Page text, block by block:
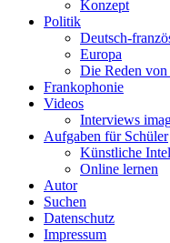
Konzept
Politik
Deutsch-
Europa
Die Reden
Frankophonie
Videos
Interviews
Aufgaben für Schüler
Künstliche
Online lernen
Autor
Suchen
Datenschutz
Impressum